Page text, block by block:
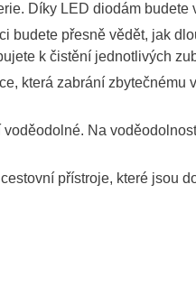
Díky LED diodám
budete přesně vědět, jak
k čistění jednotlivých
která zabrání
Na
přístroje, které jsou